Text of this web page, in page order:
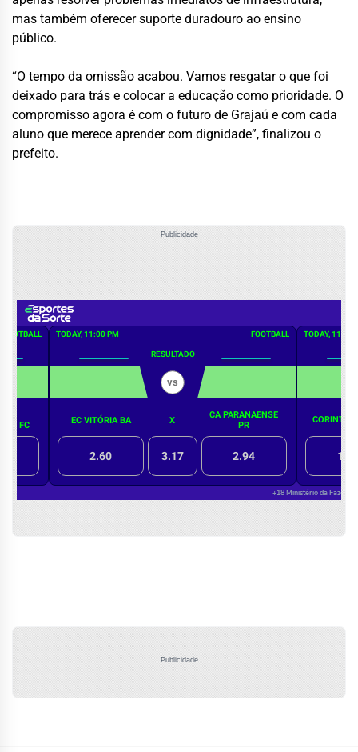
mas também oferecer suporte duradouro ao ensino
público.
“O tempo da omissão acabou. Vamos resgatar o que foi
deixado para trás e colocar a educação como prioridade. O
compromisso agora é com o futuro de Grajaú e com cada
aluno que merece aprender com dignidade”, finalizou o
prefeito.
Publicidade
Publicidade